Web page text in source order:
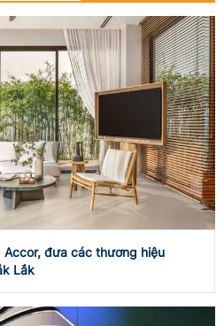
Accor, đưa các thương hiệu
Lắk